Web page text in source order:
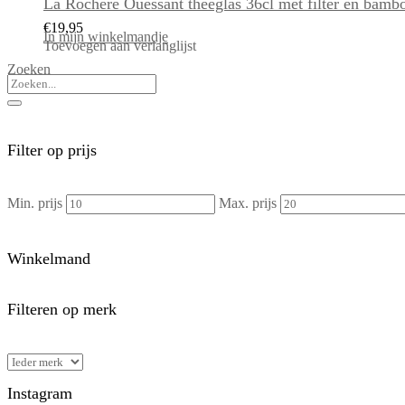
La Rochere Ouessant theeglas 36cl met filter en
€19,95
In mijn winkelmandje
Toevoegen aan verlanglijst
Zoeken
Filter op prijs
Min. prijs Max. prijs
Winkelmand
Filteren op merk
Instagram